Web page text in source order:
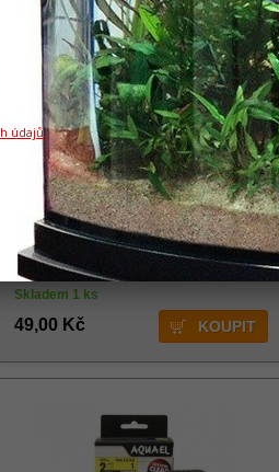
Aquael FAN mikro molitan 2ks
Skladem 1 ks
49,00 Kč
údajů